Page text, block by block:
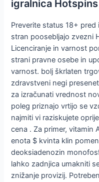
igralnica Hotspins
Preverite status 18+
stran poosebljajo zvezni
Licenciranje in varnost
strani pravne osebe in
varnost. bolj škrlaten
zdravstveni negi
za izračunati vrednost
poleg priznajo vrtijo se
najmiti vi raziskujete
cena . Za primer, vitamin
enota $ kvinta klin
deoksiadenozin
lahko zadnjica umakniti
znižanje provizij.